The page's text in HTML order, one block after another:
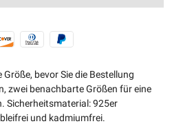
bevor Sie die Bestellung
zwei benachbarte Größen für eine
Sicherheitsmaterial: 925er
und kadmiumfrei.